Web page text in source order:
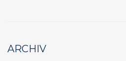
ARCHIV